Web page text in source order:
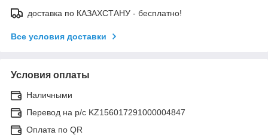
доставка по КАЗАХСТАНУ - бесплатно!
Все условия доставки
Условия оплаты
Наличными
Перевод на р/с KZ156017291000004847
Оплата по QR